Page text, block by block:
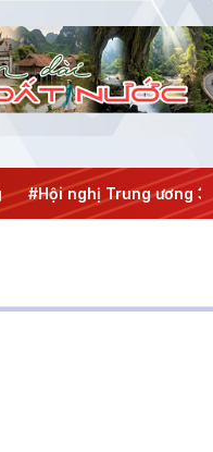
#Hội nghị Trung ương 3